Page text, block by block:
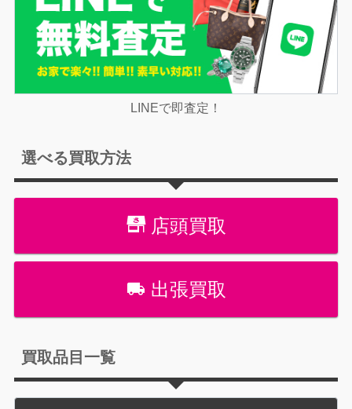
LINEで即査定！
選べる買取方法
店頭買取
出張買取
買取品目一覧